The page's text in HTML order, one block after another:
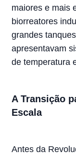
maiores e mais
biorreatores
grandes
apresentavam
de temperatura
A Transição
Escala
Antes da